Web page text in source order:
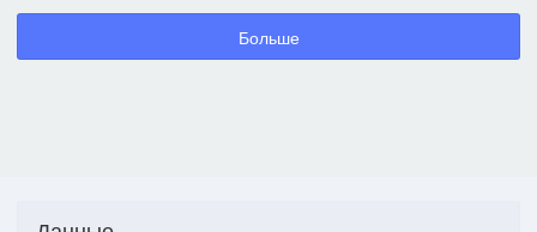
Больше